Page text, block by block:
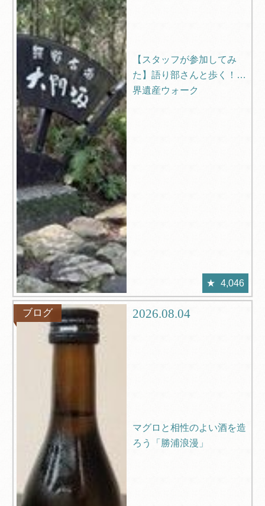
【スタッフが参加してみ
た】語り部さんと歩く！世
界遺産ウォーク
4,046
ブログ 2026.08.04
マグロと相性のよい酒を造
ろう「勝浦浪漫」